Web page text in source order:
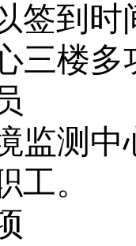
签到时
三楼
监测
工。